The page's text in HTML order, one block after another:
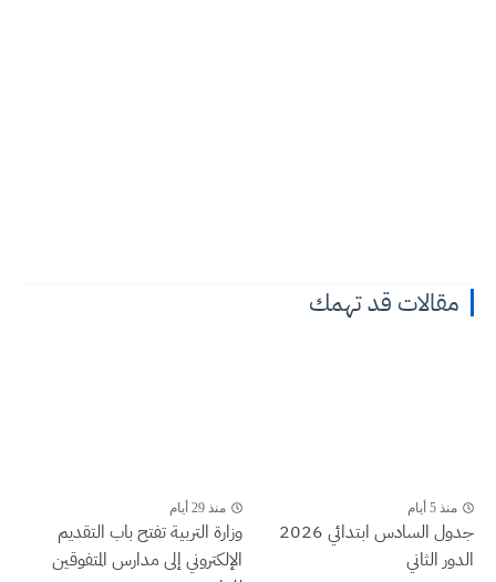
مقالات قد تهمك
منذ 5 أيام
جدول السادس ابتدائي 2026
الدور الثاني
منذ 29 أيام
وزارة التربية تفتح باب التقديم
الإلكتروني إلى مدارس المتفوقين